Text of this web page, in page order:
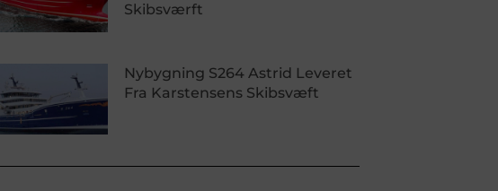
Skibsværft
Nybygning S264 Astrid Leveret
Fra Karstensens Skibsvæft